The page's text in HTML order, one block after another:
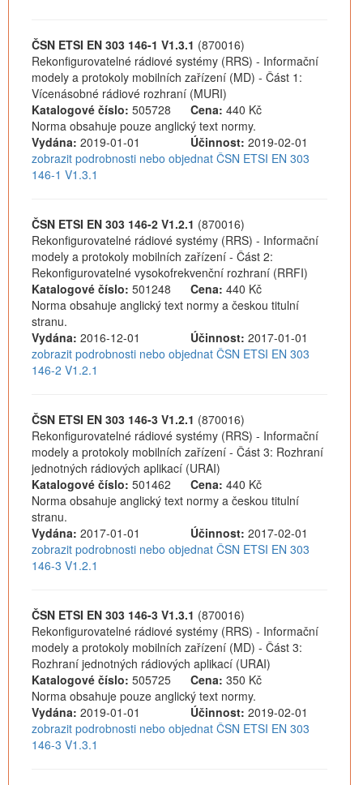
ČSN ETSI EN 303 146-1 V1.3.1 (870016)
Rekonfigurovatelné rádiové systémy (RRS) - Informační
modely a protokoly mobilních zařízení (MD) - Část 1:
Vícenásobné rádiové rozhraní (MURI)
Katalogové číslo: 505728 Cena: 440 Kč
Norma obsahuje pouze anglický text normy.
Vydána: 2019-01-01 Účinnost: 2019-02-01
zobrazit podrobnosti nebo objednat ČSN ETSI EN 303
146-1 V1.3.1
ČSN ETSI EN 303 146-2 V1.2.1 (870016)
Rekonfigurovatelné rádiové systémy (RRS) - Informační
modely a protokoly mobilních zařízení - Část 2:
Rekonfigurovatelné vysokofrekvenční rozhraní (RRFI)
Katalogové číslo: 501248 Cena: 440 Kč
Norma obsahuje anglický text normy a českou titulní
stranu.
Vydána: 2016-12-01 Účinnost: 2017-01-01
zobrazit podrobnosti nebo objednat ČSN ETSI EN 303
146-2 V1.2.1
ČSN ETSI EN 303 146-3 V1.2.1 (870016)
Rekonfigurovatelné rádiové systémy (RRS) - Informační
modely a protokoly mobilních zařízení - Část 3: Rozhraní
jednotných rádiových aplikací (URAI)
Katalogové číslo: 501462 Cena: 440 Kč
Norma obsahuje anglický text normy a českou titulní
stranu.
Vydána: 2017-01-01 Účinnost: 2017-02-01
zobrazit podrobnosti nebo objednat ČSN ETSI EN 303
146-3 V1.2.1
ČSN ETSI EN 303 146-3 V1.3.1 (870016)
Rekonfigurovatelné rádiové systémy (RRS) - Informační
modely a protokoly mobilních zařízení (MD) - Část 3:
Rozhraní jednotných rádiových aplikací (URAI)
Katalogové číslo: 505725 Cena: 350 Kč
Norma obsahuje pouze anglický text normy.
Vydána: 2019-01-01 Účinnost: 2019-02-01
zobrazit podrobnosti nebo objednat ČSN ETSI EN 303
146-3 V1.3.1